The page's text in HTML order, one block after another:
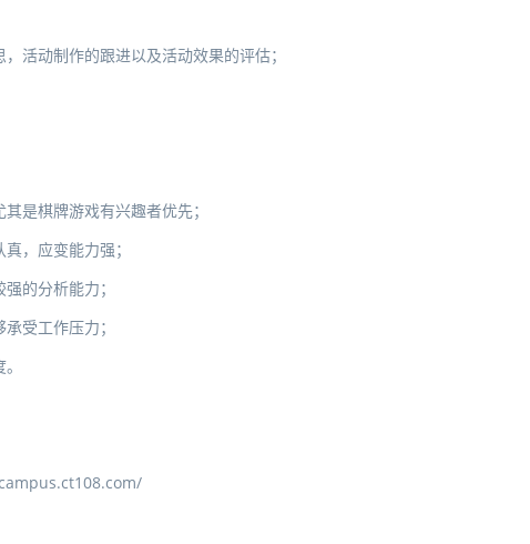
活动制作的跟进以及活动效果的评估；
是棋牌游戏有兴趣者优先；
，应变能力强；
的分析能力；
受工作压力；